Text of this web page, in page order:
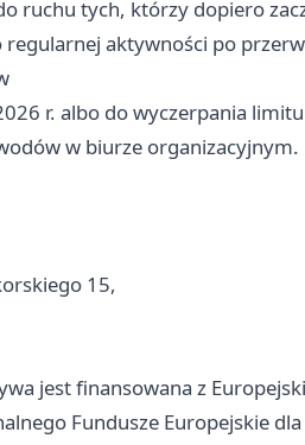
ruchu tych, którzy dopiero
aktywności po
r. albo do wyczerpania
w biurze organizacyjnym.
15,
jest finansowana z
Fundusze Europejskie